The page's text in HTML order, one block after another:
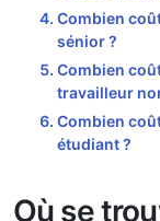
Combien
sénior ?
Combien
travailleur
Combien
étudiant ?
Où se